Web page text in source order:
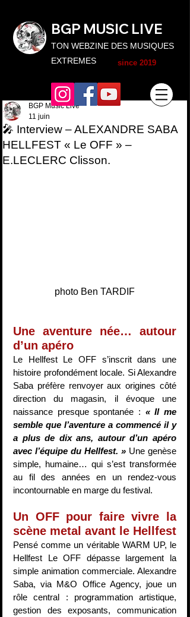
TON WEBZINE DES MUSIQUES
EXTREMES
BGP MUSIC LIVE
since 2019
🎤 Interview – ALEXANDRE SABA
HELLFEST « Le OFF » –
E.LECLERC Clisson.
BGP Music Live
11 juin
photo Ben TARDIF
Une aventure née… autour
d’un apéro
Le Hellfest Le OFF s’inscrit dans une
histoire profondément locale. Si Alexandre
Saba préfère renvoyer aux origines côté
direction du magasin, il évoque une
naissance presque spontanée : « Il me
semble que l’aventure a commencé il y
a plus de dix ans, autour d’un apéro
avec l’équipe du Hellfest. » Une genèse
simple, humaine… qui s’est transformée
au fil des années en un rendez-vous
incontournable en marge du festival.
Un OFF pour faire vivre la
scène metal avant le Hellfest
Pensé comme un véritable WARM UP, le
Hellfest Le OFF dépasse largement la
simple animation commerciale. Alexandre
Saba, via M&O Office Agency, joue un
rôle central : programmation artistique,
gestion des exposants, communication